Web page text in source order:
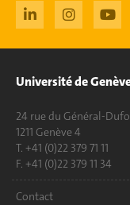
Université de
24 rue du Général-
1211 Genève 4
T. +41 (0)22 379 71 11
F. +41 (0)22 379 11 34
Contact